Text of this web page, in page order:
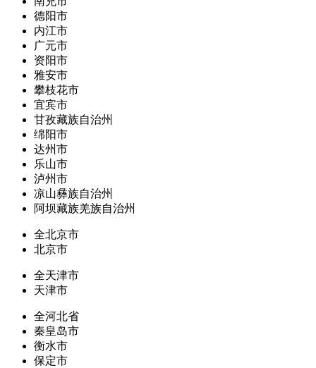
德阳市
内江市
广元市
资阳市
雅安市
攀枝花市
宜宾市
甘孜藏族自治州
绵阳市
达州市
乐山市
泸州市
凉山彝族自治州
阿坝藏族羌族自治州
全北京市
北京市
全天津市
天津市
全河北省
秦皇岛市
衡水市
保定市